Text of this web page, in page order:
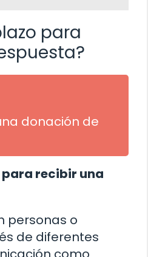
para
donación de
para recibir una
personas o
de diferentes